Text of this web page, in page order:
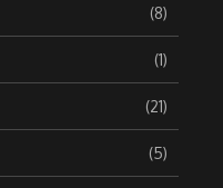
(8)
(1)
(21)
(5)